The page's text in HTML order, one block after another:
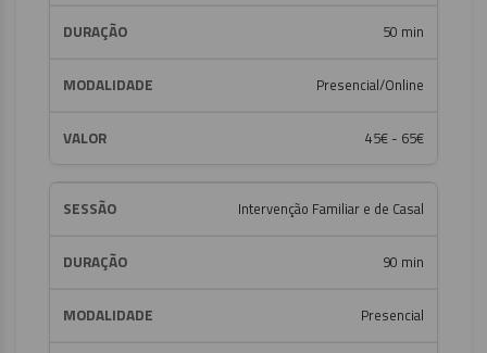
50 min
Presencial/Online
45€ - 65€
Intervenção Familiar e de Casal
90 min
Presencial